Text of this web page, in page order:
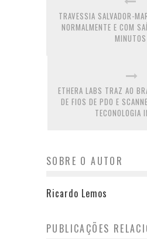
TRAVESSIA SALVADOR-
NORMALMENTE E COM
MINUTOS
ETHERA LABS TRAZ AO
DE FIOS DE PDO E
TECONOLOGIA
SOBRE O AUTOR
Ricardo Lemos
PUBLICAÇÕES